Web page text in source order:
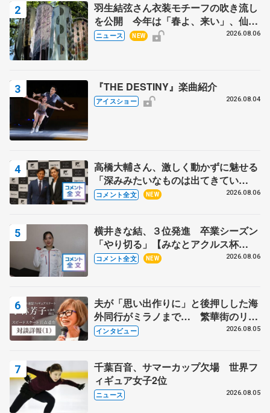
羽生結弦さん衣装モチーフの吹き流し
を公開 今年は「春よ、来い」、仙台
の瑞鳳殿
ニュース NEW 2026.08.06
『THE DESTINY』楽曲紹介
アイスショー 2026.08.04
高橋大輔さん、激しく動かずに魅せる
「深みみたいなものは出てきてい
る？」 〝兄さん〟と慕うレジェンド
コメント全文 NEW 2026.08.06
横井きな結、３位発進 卒業シーズン
「やり切る」【みなとアクルス杯
SP】
コメント全文 NEW 2026.08.06
夫が「思い出作りに」と後押しした海
外同行がミラノまで… 繁華街のリン
クでは不良のお兄さんも味方に 小林
インタビュー 2026.08.05
千葉百音、サマーカップ欠場 世界フ
ィギュア女子2位
ニュース 2026.08.05